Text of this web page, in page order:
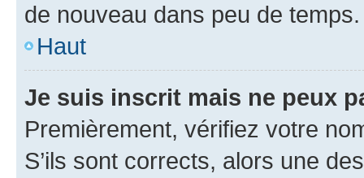
de nouveau dans peu de temps.
Haut
Je suis inscrit mais ne peux
Premièrement, vérifiez votre
S’ils sont corrects, alors une